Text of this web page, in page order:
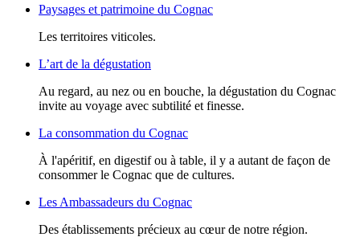
Paysages et patrimoine du Cognac
Les territoires viticoles.
L’art de la dégustation
Au regard, au nez ou en bouche, la dégustation du Cognac
invite au voyage avec subtilité et finesse.
La consommation du Cognac
À l'apéritif, en digestif ou à table, il y a autant de façon de
consommer le Cognac que de cultures.
Les Ambassadeurs du Cognac
Des établissements précieux au cœur de notre région.